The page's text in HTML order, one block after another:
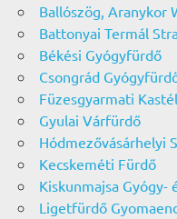
Ballószög, Aranykor
Battonyai Termál
Békési Gyógyfürdő
Csongrád
Füzesgyarmati
Gyulai Várfürdő
Hódmezővásárhelyi
Kecskeméti Fürdő
Kiskunmajsa Gyógy-
Ligetfürdő